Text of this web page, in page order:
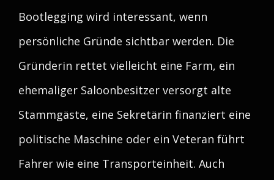
Bootlegging wird interessant, wenn
persönliche Gründe sichtbar werden. Die
Gründerin rettet vielleicht eine Farm, ein
ehemaliger Saloonbesitzer versorgt alte
Stammgäste, eine Sekretärin finanziert eine
politische Maschine oder ein Veteran führt
Fahrer wie eine Transporteinheit. Auch